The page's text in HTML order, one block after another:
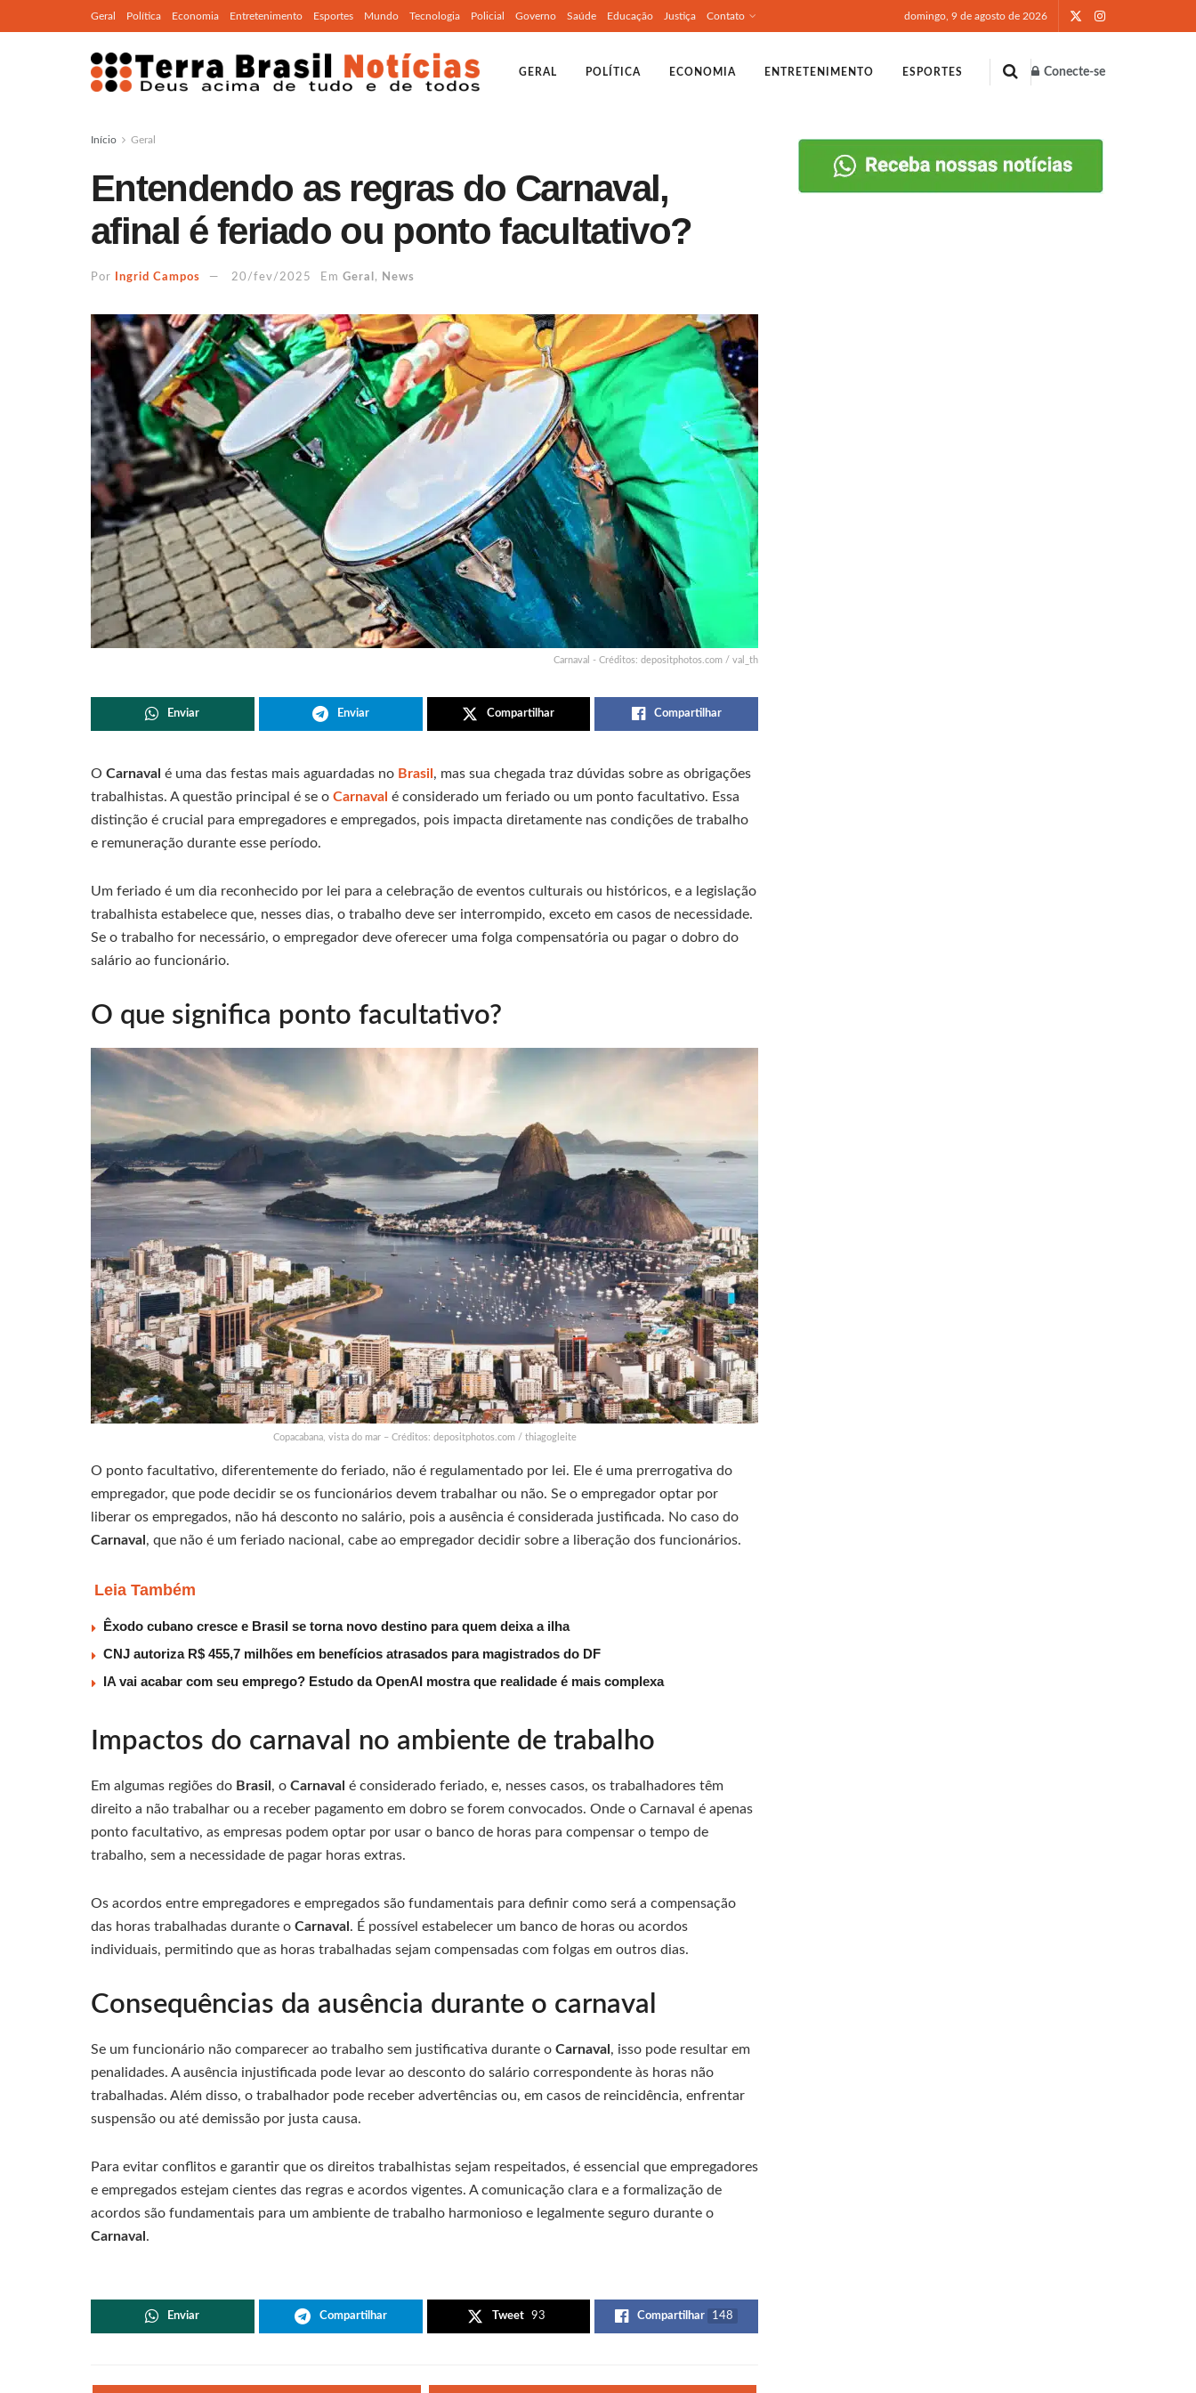
Geral Política Economia Entretenimento Esportes Mundo Tecnologia Policial Governo Saúde Educação Justiça Contato domingo, 9 de agosto de 2026
GERAL POLÍTICA ECONOMIA ENTRETENIMENTO ESPORTES Conecte-se
Início Geral
Entendendo as regras do Carnaval,
afinal é feriado ou ponto facultativo?
Por Ingrid Campos 20/fev/2025 Em Geral , News
Carnaval - Créditos: depositphotos.com / val_th
Enviar Enviar Compartilhar Compartilhar
O Carnaval é uma das festas mais aguardadas no Brasil , mas sua chegada traz dúvidas sobre as obrigações
trabalhistas. A questão principal é se o Carnaval é considerado um feriado ou um ponto facultativo. Essa
distinção é crucial para empregadores e empregados, pois impacta diretamente nas condições de trabalho
e remuneração durante esse período.
Um feriado é um dia reconhecido por lei para a celebração de eventos culturais ou históricos, e a legislação
trabalhista estabelece que, nesses dias, o trabalho deve ser interrompido, exceto em casos de necessidade.
Se o trabalho for necessário, o empregador deve oferecer uma folga compensatória ou pagar o dobro do
salário ao funcionário.
O que significa ponto facultativo?
Copacabana, vista do mar – Créditos: depositphotos.com / thiagogleite
O ponto facultativo, diferentemente do feriado, não é regulamentado por lei. Ele é uma prerrogativa do
empregador, que pode decidir se os funcionários devem trabalhar ou não. Se o empregador optar por
liberar os empregados, não há desconto no salário, pois a ausência é considerada justificada. No caso do
Carnaval , que não é um feriado nacional, cabe ao empregador decidir sobre a liberação dos funcionários.
Leia Também
Êxodo cubano cresce e Brasil se torna novo destino para quem deixa a ilha
CNJ autoriza R$ 455,7 milhões em benefícios atrasados para magistrados do DF
IA vai acabar com seu emprego? Estudo da OpenAI mostra que realidade é mais complexa
Impactos do carnaval no ambiente de trabalho
Em algumas regiões do Brasil , o Carnaval é considerado feriado, e, nesses casos, os trabalhadores têm
direito a não trabalhar ou a receber pagamento em dobro se forem convocados. Onde o Carnaval é apenas
ponto facultativo, as empresas podem optar por usar o banco de horas para compensar o tempo de
trabalho, sem a necessidade de pagar horas extras.
Os acordos entre empregadores e empregados são fundamentais para definir como será a compensação
das horas trabalhadas durante o Carnaval . É possível estabelecer um banco de horas ou acordos
individuais, permitindo que as horas trabalhadas sejam compensadas com folgas em outros dias.
Consequências da ausência durante o carnaval
Se um funcionário não comparecer ao trabalho sem justificativa durante o Carnaval, isso pode resultar em
penalidades. A ausência injustificada pode levar ao desconto do salário correspondente às horas não
trabalhadas. Além disso, o trabalhador pode receber advertências ou, em casos de reincidência, enfrentar
suspensão ou até demissão por justa causa.
Para evitar conflitos e garantir que os direitos trabalhistas sejam respeitados, é essencial que empregadores
e empregados estejam cientes das regras e acordos vigentes. A comunicação clara e a formalização de
acordos são fundamentais para um ambiente de trabalho harmonioso e legalmente seguro durante o
Carnaval.
Enviar Compartilhar Tweet 93 Compartilhar 148